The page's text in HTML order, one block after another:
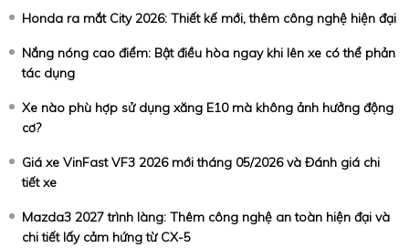
Honda ra mắt City 2026: Thiết kế mới, thêm công nghệ hiện đại
Nắng nóng cao điểm: Bật điều hòa ngay khi lên xe có thể phản
tác dụng
Xe nào phù hợp sử dụng xăng E10 mà không ảnh hưởng động
cơ?
Giá xe VinFast VF3 2026 mới tháng 05/2026 và Đánh giá chi
tiết xe
Mazda3 2027 trình làng: Thêm công nghệ an toàn hiện đại và
chi tiết lấy cảm hứng từ CX-5